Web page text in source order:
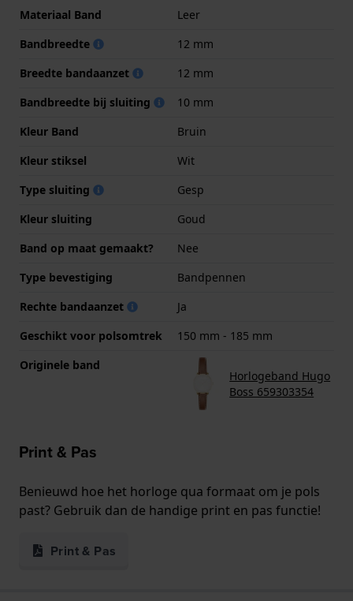
Materiaal Band
Leer
Bandbreedte
12 mm
Breedte bandaanzet
12 mm
Bandbreedte bij sluiting
10 mm
Kleur Band
Bruin
Kleur stiksel
Wit
Type sluiting
Gesp
Kleur sluiting
Goud
Band op maat gemaakt?
Nee
Type bevestiging
Bandpennen
Rechte bandaanzet
Ja
Geschikt voor polsomtrek
150 mm - 185 mm
Originele band
Horlogeband Hugo
Boss 659303354
Print & Pas
Benieuwd hoe het horloge qua formaat om je pols
past? Gebruik dan de handige print en pas functie!
Print & Pas